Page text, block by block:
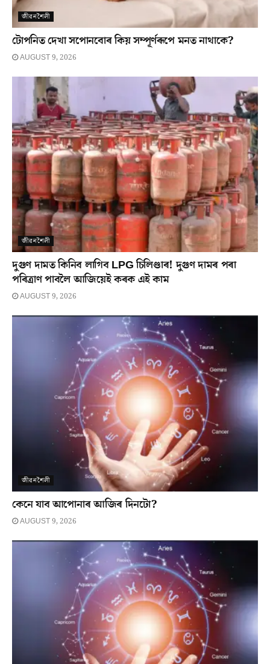
জীৱনশৈলী
টোপনিত দেখা সপোনবোৰ কিয় সম্পূৰ্ণৰূপে মনত নাথাকে?
AUGUST 9, 2026
জীৱনশৈলী
দুগুণ দামত কিনিব লাগিব LPG চিলিণ্ডাৰ! দুগুণ দামৰ পৰা
পৰিত্ৰাণ পাবলৈ আজিয়েই কৰক এই কাম
AUGUST 9, 2026
জীৱনশৈলী
কেনে যাব আপোনাৰ আজিৰ দিনটো?
AUGUST 9, 2026